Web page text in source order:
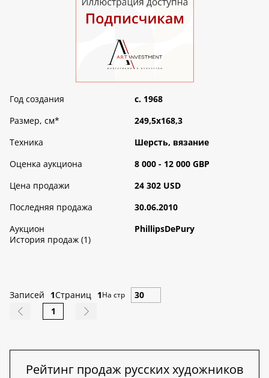
Год создания
c. 1968
Размер, см*
249,5х168,3
Техника
Шерсть, вязание
Оценка аукциона
8 000 - 12 000 GBP
Цена продажи
24 302 USD
Последняя продажа
30.06.2010
Аукцион
PhillipsDePury
История продаж (1)
Записей 1Страниц 1На стр
1
Рейтинг продаж русских художников